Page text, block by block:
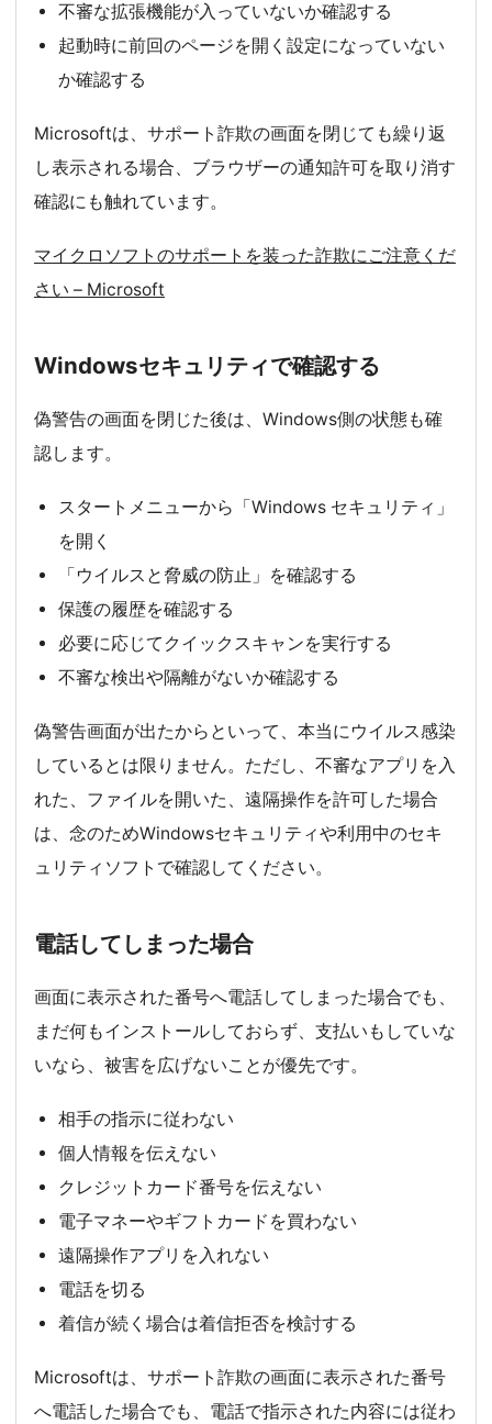
不審な拡張機能が入っていないか確認する
起動時に前回のページを開く設定になっていない
か確認する
Microsoftは、サポート詐欺の画面を閉じても繰り返
し表示される場合、ブラウザーの通知許可を取り消す
確認にも触れています。
マイクロソフトのサポートを装った詐欺にご注意くだ
さい – Microsoft
Windowsセキュリティで確認する
偽警告の画面を閉じた後は、Windows側の状態も確
認します。
スタートメニューから「Windows セキュリティ」
を開く
「ウイルスと脅威の防止」を確認する
保護の履歴を確認する
必要に応じてクイックスキャンを実行する
不審な検出や隔離がないか確認する
偽警告画面が出たからといって、本当にウイルス感染
しているとは限りません。ただし、不審なアプリを入
れた、ファイルを開いた、遠隔操作を許可した場合
は、念のためWindowsセキュリティや利用中のセキ
ュリティソフトで確認してください。
電話してしまった場合
画面に表示された番号へ電話してしまった場合でも、
まだ何もインストールしておらず、支払いもしていな
いなら、被害を広げないことが優先です。
相手の指示に従わない
個人情報を伝えない
クレジットカード番号を伝えない
電子マネーやギフトカードを買わない
遠隔操作アプリを入れない
電話を切る
着信が続く場合は着信拒否を検討する
Microsoftは、サポート詐欺の画面に表示された番号
へ電話した場合でも、電話で指示された内容には従わ